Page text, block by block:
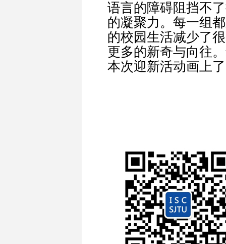
语言的障碍阻挡不
的凝聚力。每一组
的校园生活减少了
更多的新奇与向往
本次迎新活动画上